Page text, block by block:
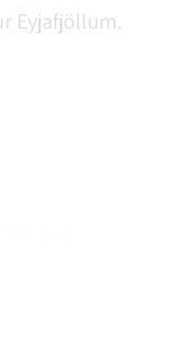
Eyjafjöllum.